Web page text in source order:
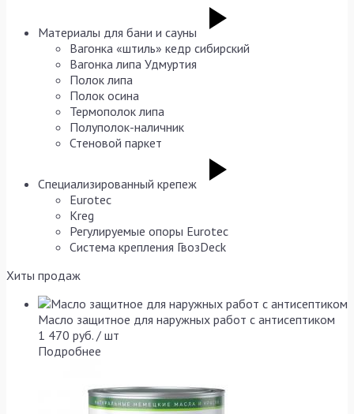
Материалы для бани и сауны
Вагонка «штиль» кедр сибирский
Вагонка липа Удмуртия
Полок липа
Полок осина
Термополок липа
Полуполок-наличник
Стеновой паркет
Специализированный крепеж
Eurotec
Kreg
Регулируемые опоры Eurotec
Система крепления ГвозDeck
Хиты продаж
Масло защитное для наружных работ с антисептиком
1 470 руб. / шт
Подробнее